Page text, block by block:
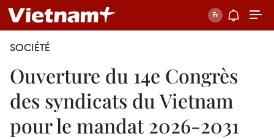
SOCIÉTÉ
Ouverture du 14e Congrès
des syndicats du Vietnam
pour le mandat 2026-2031